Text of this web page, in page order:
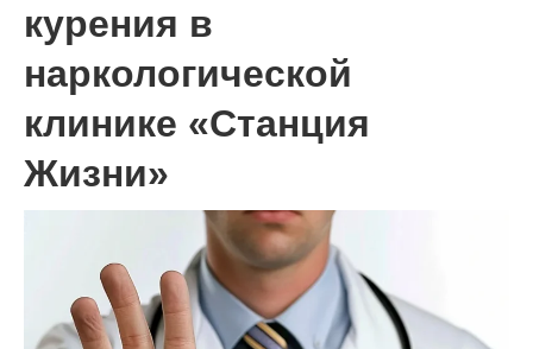
курения в
наркологической
клинике «Станция
Жизни»